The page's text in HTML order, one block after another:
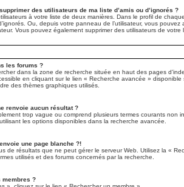
des utilisateurs de ma liste d’amis ou d’ignorés ?
à votre liste de deux manières. Dans le profil de
Ou, depuis votre panneau de l’utilisateur, vous
Vous pouvez également supprimer des utilisateurs de
les forums ?
dans la zone de recherche située en haut des pages
en cliquant sur le lien « Recherche avancée » disponible
des thèmes graphiques utilisés.
renvoie aucun résultat ?
trop vague ou comprend plusieurs termes courants non
les options disponibles dans la recherche avancée.
une page blanche ?!
de résultats que ne peut gérer le serveur Web. Utilisez la «
utilisés et des forums concernés par la recherche.
membres ?